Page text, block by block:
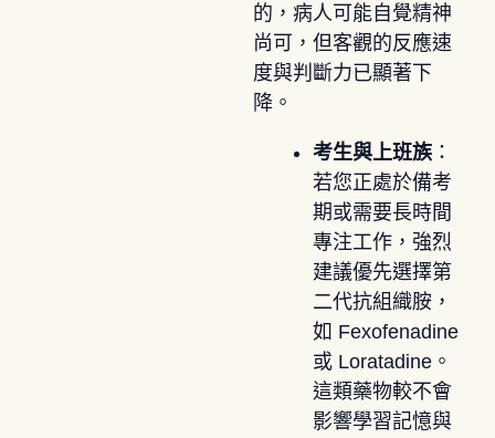
的，病人可能自覺精神
尚可，但客觀的反應速
度與判斷力已顯著下
降。
考生與上班族：
若您正處於備考
期或需要長時間
專注工作，強烈
建議優先選擇第
二代抗組織胺，
如 Fexofenadine
或 Loratadine。
這類藥物較不會
影響學習記憶與